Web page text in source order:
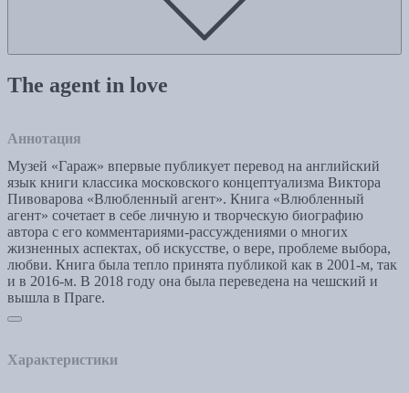
The agent in love
Аннотация
Музей «Гараж» впервые публикует перевод на английский
язык книги классика московского концептуализма Виктора
Пивоварова «Влюбленный агент». Книга «Влюбленный
агент» сочетает в себе личную и творческую биографию
автора с его комментариями-рассуждениями о многих
жизненных аспектах, об искусстве, о вере, проблеме выбора,
любви. Книга была тепло принята публикой как в 2001-м, так
и в 2016-м. В 2018 году она была переведена на чешский и
вышла в Праге.
Характеристики